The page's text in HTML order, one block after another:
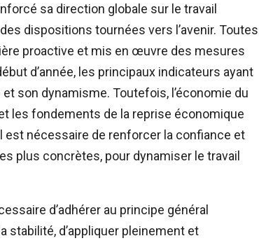
sa direction globale sur le travail
dispositions tournées vers l’avenir. Toutes
proactive et mis en œuvre des mesures
d’année, les principaux indicateurs ayant
son dynamisme. Toutefois, l’économie du
les fondements de la reprise économique
est nécessaire de renforcer la confiance et
plus concrètes, pour dynamiser le travail
d’adhérer au principe général
d’appliquer pleinement et